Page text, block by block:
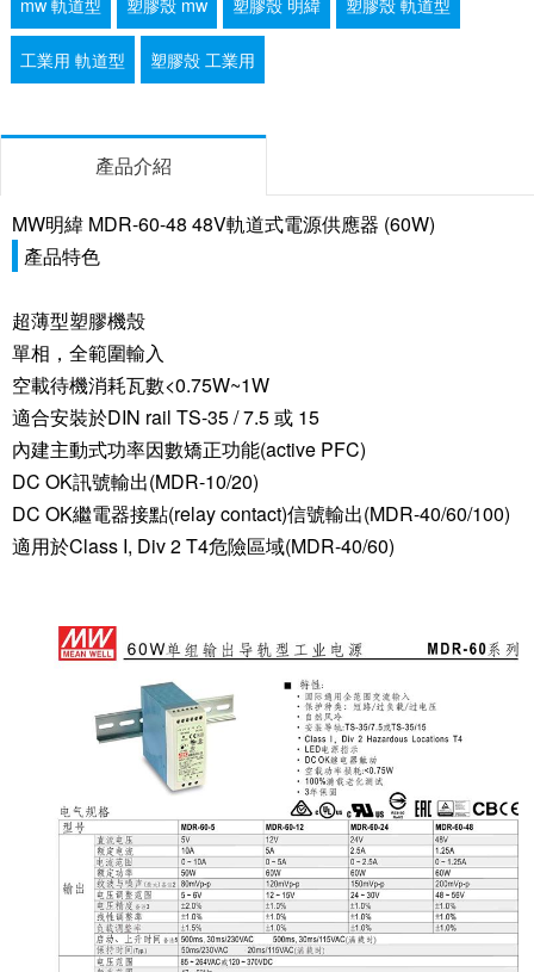
工業用 軌道型 塑膠殼 工業用
產品介紹
MW明緯 MDR-60-48 48V軌道式電源供應器 (60W)
產品特色
超薄型塑膠機殼
單相，全範圍輸入
空載待機消耗瓦數<0.75W~1W
適合安裝於DIN rail TS-35 / 7.5 或 15
內建主動式功率因數矯正功能(active PFC)
DC OK訊號輸出(MDR-10/20)
DC OK繼電器接點(relay contact)信號輸出(MDR-40/60/100)
適用於Class I, Div 2 T4危險區域(MDR-40/60)